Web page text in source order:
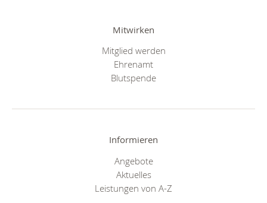
Mitwirken
Mitglied werden
Ehrenamt
Blutspende
Informieren
Angebote
Aktuelles
Leistungen von A-Z